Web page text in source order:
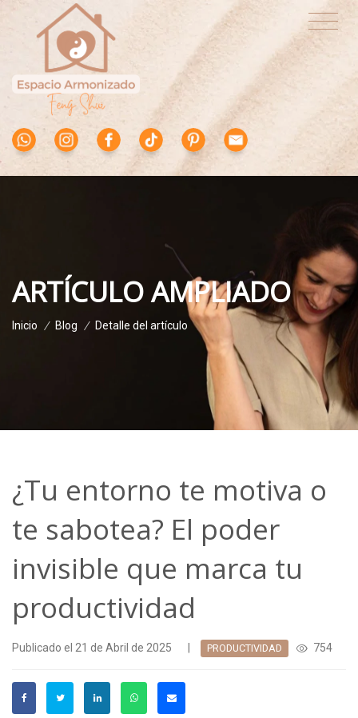
ARTÍCULO AMPLIADO
Inicio / Blog / Detalle del artículo
¿Tu entorno te motiva o
te sabotea? El poder
invisible que marca tu
productividad
Publicado el 21 de Abril de 2025 PRODUCTIVIDAD 754